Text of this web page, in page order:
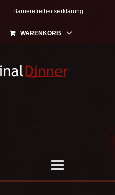
Barrierefreiheitserklärung
WARENKORB